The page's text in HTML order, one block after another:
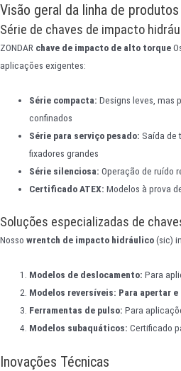
Visão geral da linha de produtos
Série de chaves de impacto
ZONDAR chave de impacto de alto torque
aplicações exigentes:
Série compacta: Designs leves, mas
confinados
Série para serviço pesado: Saída de
fixadores grandes
Série silenciosa: Operação de ruído
Certificado ATEX: Modelos à prova
Soluções especializadas de
Nosso wrentch de impacto hidráulico(sic)
Modelos de deslocamento: Para
Modelos reversíveis: Para apertar
Ferramentas de pulso: Para
Modelos subaquáticos: Certificado
Inovações Técnicas